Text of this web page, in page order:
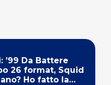
’99 Da Battere
26 format, Squid
Ho fatto la